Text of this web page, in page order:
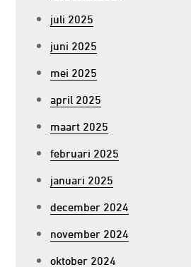
juli 2025
juni 2025
mei 2025
april 2025
maart 2025
februari 2025
januari 2025
december 2024
november 2024
oktober 2024